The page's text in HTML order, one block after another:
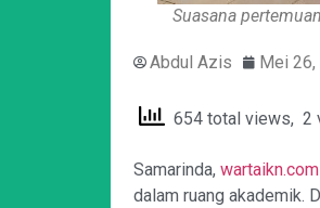
Suasana
Abdul Azis Mei 26,
654 total views, 2
Samarinda, wartaikn.com
dalam ruang akademik.